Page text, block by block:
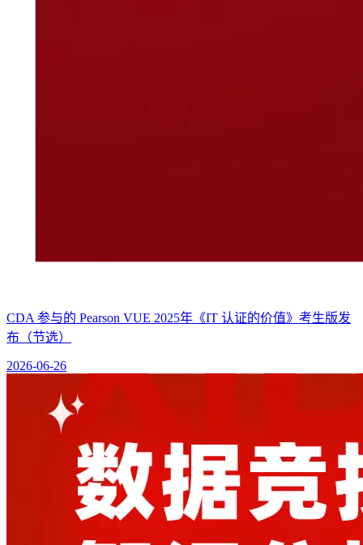
CDA 参与的 Pearson VUE 2025年《IT 认证的价值》考生版发
布（节选）
2026-06-26